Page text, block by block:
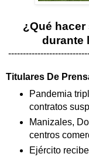
¿Qué
durante
Titulares De
Pandemia
contratos
Manizales,
centros
Ejército